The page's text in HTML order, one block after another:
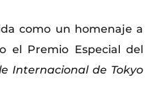
como un homenaje a
el Premio Especial del
Internacional de Tokyo